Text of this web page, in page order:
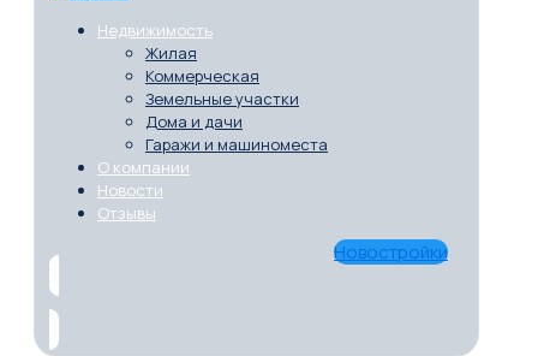
Недвижимость
Жилая
Коммерческая
Земельные участки
Дома и дачи
Гаражи и машиноместа
О компании
Новости
Отзывы
Новостройки